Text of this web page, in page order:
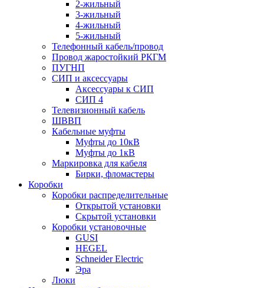
2-жильный
3-жильный
4-жильный
5-жильный
Телефонный кабель/провод
Провод жаростойкий РКГМ
ПУГНП
СИП и аксессуары
Аксессуары к СИП
СИП 4
Телевизионный кабель
ШВВП
Кабельные муфты
Муфты до 10кВ
Муфты до 1кВ
Маркировка для кабеля
Бирки, фломастеры
Коробки
Коробки распределительные
Открытой установки
Скрытой установки
Коробки установочные
GUSI
HEGEL
Schneider Electric
Эра
Люки